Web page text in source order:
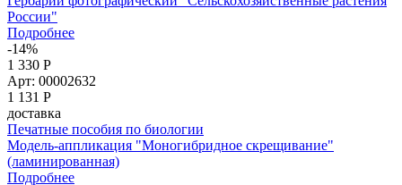
России"
Подробнее
-14%
1 330 Р
Арт: 00002632
1 131 Р
доставка
Печатные пособия по биологии
Модель-аппликация "Моногибридное скрещивание"
(ламинированная)
Подробнее